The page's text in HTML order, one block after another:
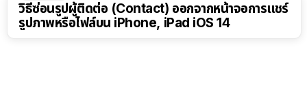
วิธีซ่อนรูปผู้ติดต่อ (Contact) ออกจากหน้าจอการแชร์
รูปภาพหรือไฟล์บน iPhone, iPad iOS 14